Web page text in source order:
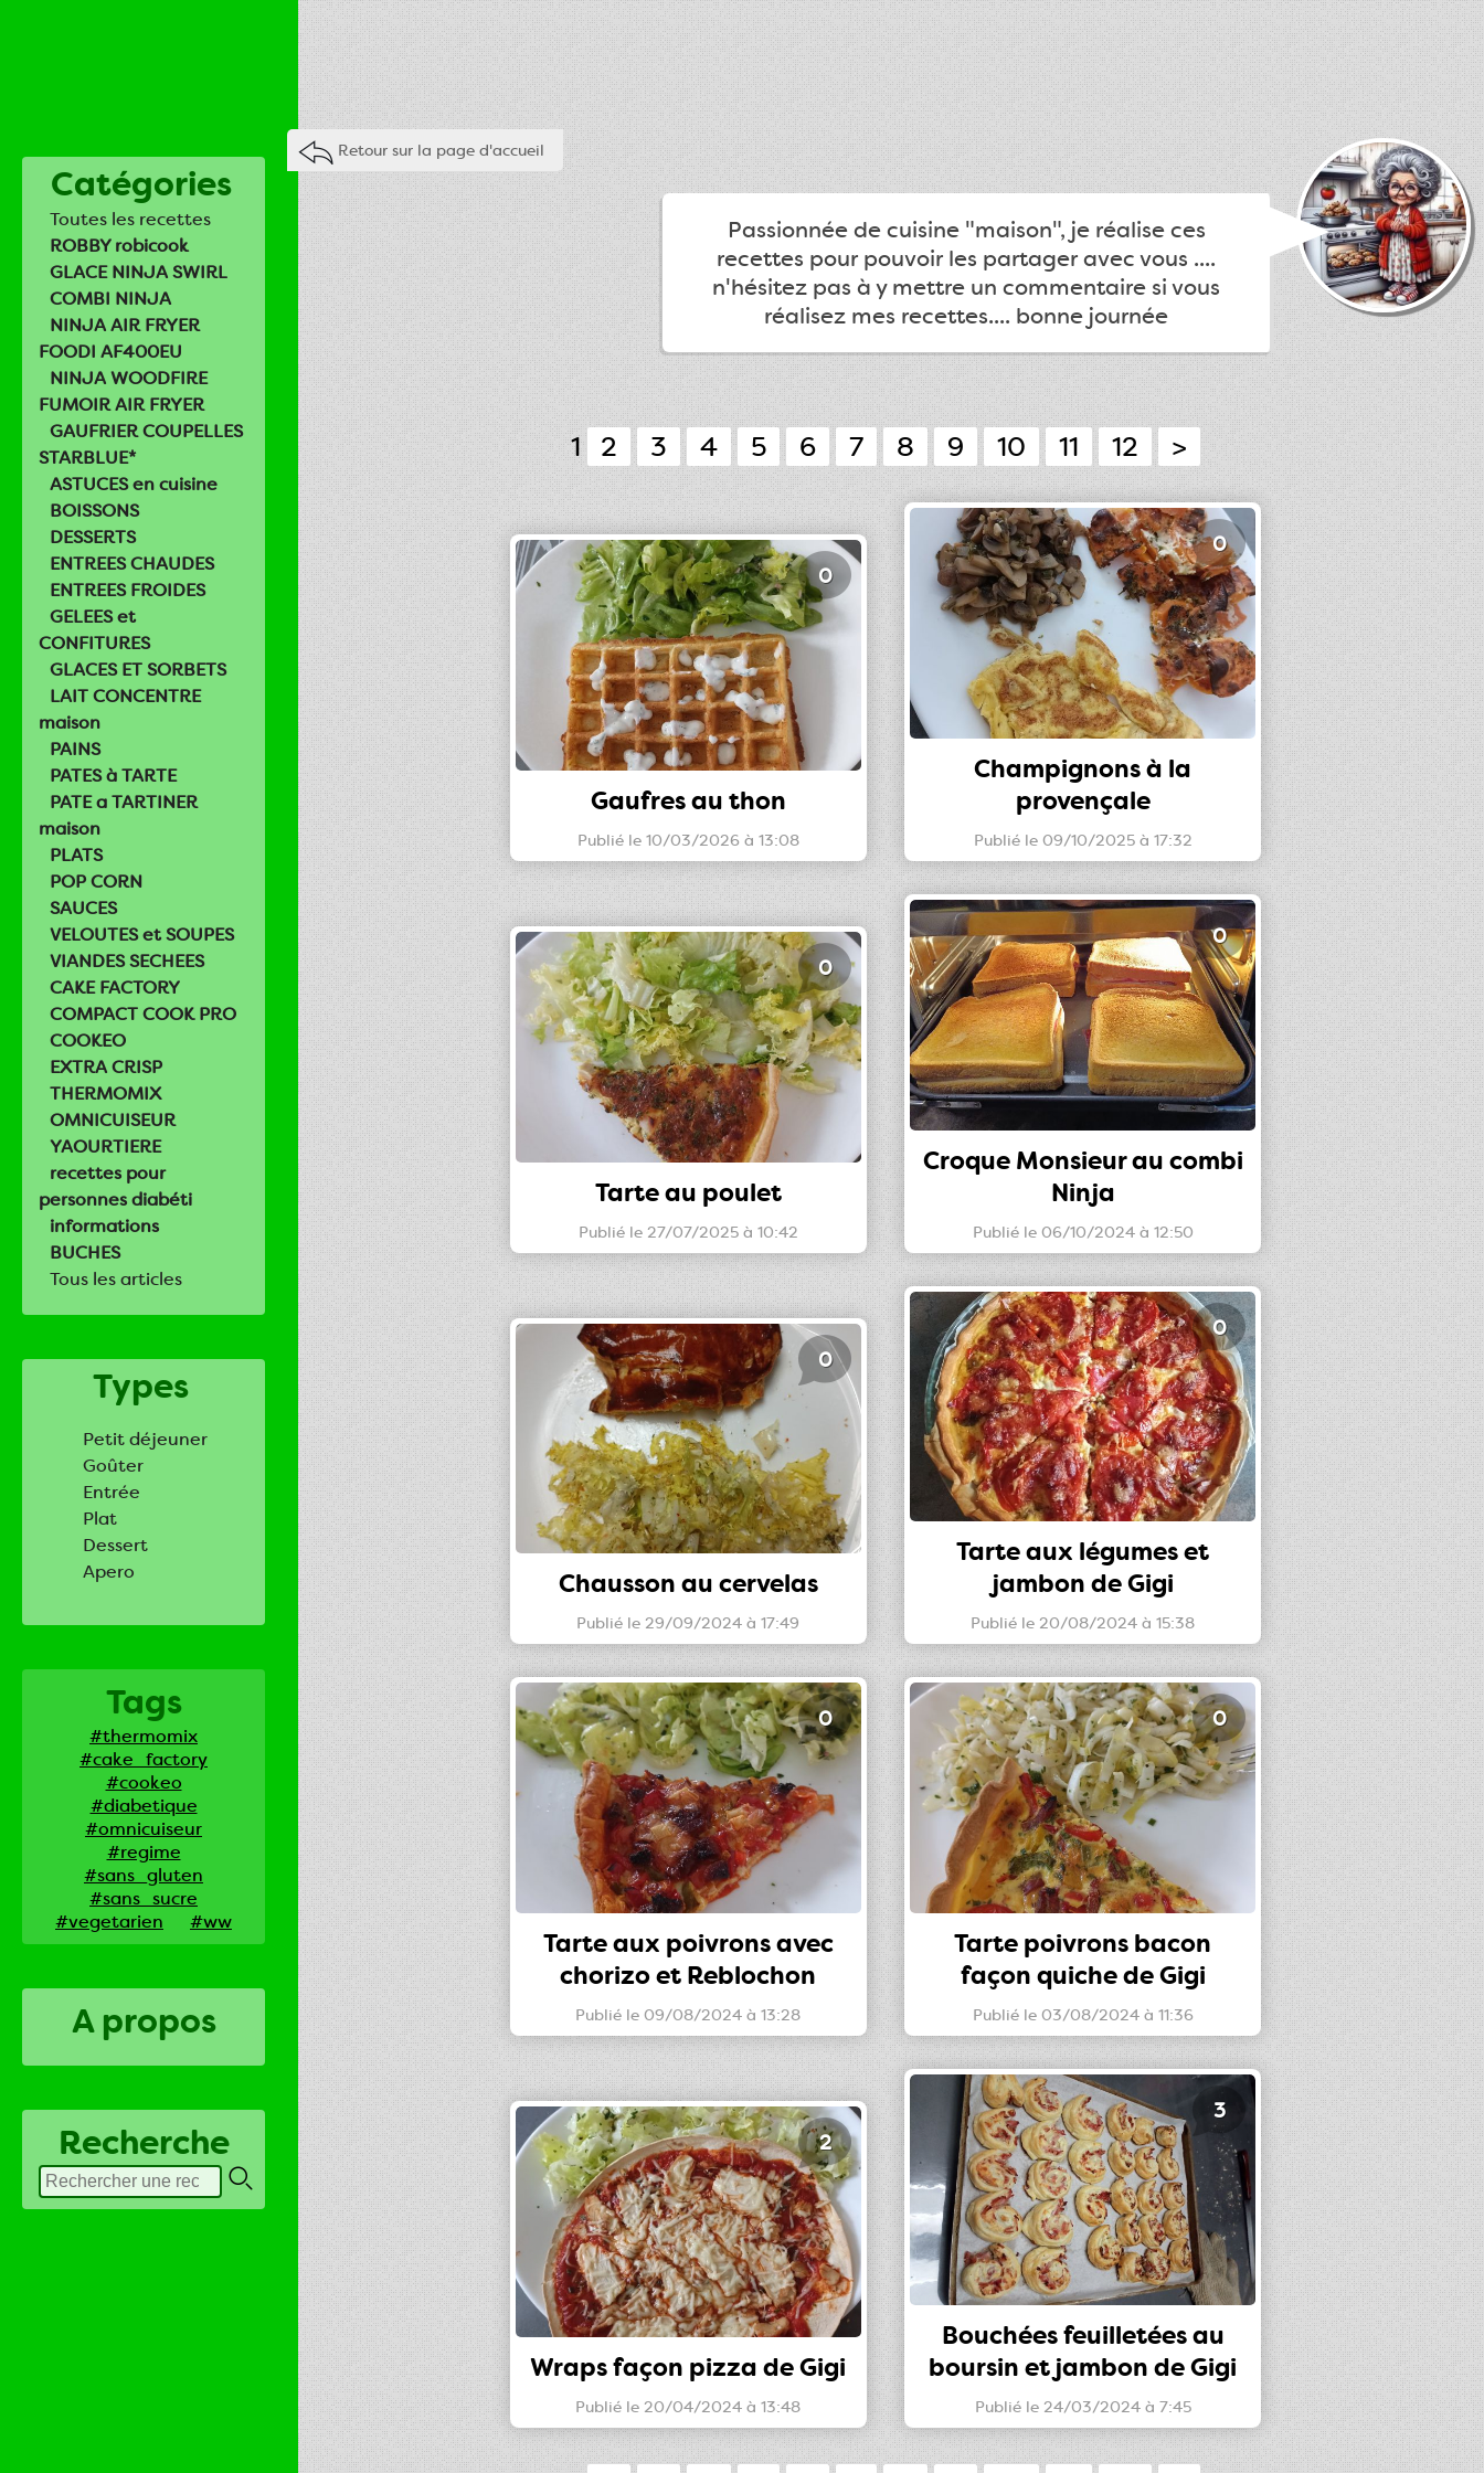
Catégories
Toutes les recettes
ROBBY robicook
GLACE NINJA SWIRL
COMBI NINJA
NINJA AIR FRYER
FOODI AF400EU
NINJA WOODFIRE
FUMOIR AIR FRYER
GAUFRIER COUPELLES
STARBLUE*
ASTUCES en cuisine
BOISSONS
DESSERTS
ENTREES CHAUDES
ENTREES FROIDES
GELEES et
CONFITURES
GLACES ET SORBETS
LAIT CONCENTRE
maison
PAINS
PATES à TARTE
PATE a TARTINER
maison
PLATS
POP CORN
SAUCES
VELOUTES et SOUPES
VIANDES SECHEES
CAKE FACTORY
COMPACT COOK PRO
COOKEO
EXTRA CRISP
THERMOMIX
OMNICUISEUR
YAOURTIERE
recettes pour
personnes diabéti
informations
BUCHES
Tous les articles
Types
Petit déjeuner
Goûter
Entrée
Plat
Dessert
Apero
Tags
#thermomix
#cake_factory
#cookeo
#diabetique
#omnicuiseur
#regime
#sans_gluten
#sans_sucre
#vegetarien
#ww
A propos
Recherche
Retour sur la page d'accueil
Passionnée de cuisine "maison", je réalise ces
recettes pour pouvoir les partager avec vous ....
n'hésitez pas à y mettre un commentaire si vous
réalisez mes recettes.... bonne journée
1 2 3 4 5 6 7 8 9 10 11 12 >
Gaufres au thon
Publié le 10/03/2026 à 13:08
0
Champignons à la
provençale
Publié le 09/10/2025 à 17:32
0
Tarte au poulet
Publié le 27/07/2025 à 10:42
0
Croque Monsieur au combi
Ninja
Publié le 06/10/2024 à 12:50
0
Chausson au cervelas
Publié le 29/09/2024 à 17:49
0
Tarte aux légumes et
jambon de Gigi
Publié le 20/08/2024 à 15:38
0
Tarte aux poivrons avec
chorizo et Reblochon
Publié le 09/08/2024 à 13:28
0
Tarte poivrons bacon
façon quiche de Gigi
Publié le 03/08/2024 à 11:36
0
Wraps façon pizza de Gigi
Publié le 20/04/2024 à 13:48
2
Bouchées feuilletées au
boursin et jambon de Gigi
Publié le 24/03/2024 à 7:45
3